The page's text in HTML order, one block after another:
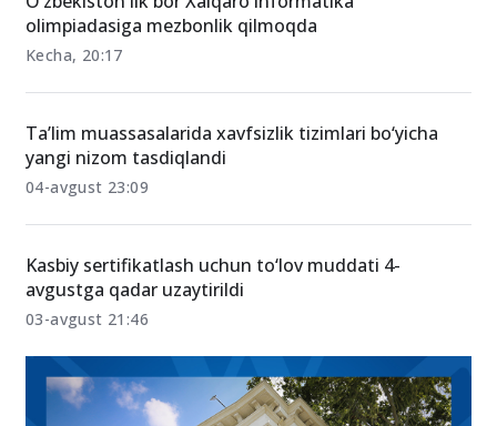
olimpiadasiga mezbonlik qilmoqda
Kecha, 20:17
yangi nizom tasdiqlandi
04-avgust 23:09
avgustga qadar uzaytirildi
03-avgust 21:46